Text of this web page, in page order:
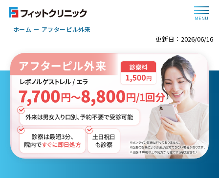
MENU
ホーム アフターピル外来
更新日：2026/06/16